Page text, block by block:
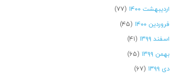
اردیبهشت ۱۴۰۰
(۷۷)
فروردین ۱۴۰۰
(۴۵)
اسفند ۱۳۹۹
(۴۱)
بهمن ۱۳۹۹
(۶۵)
دی ۱۳۹۹
(۶۷)